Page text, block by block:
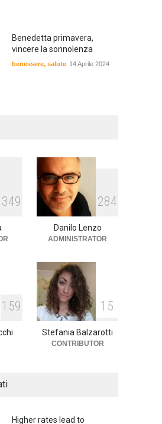
Benedetta primavera,
vincere la sonnolenza
benessere, salute 14 Aprile 2024
E tu hai paura del buio?
cultura società 1 Aprile 2024
349 284
Danilo Lenzo
ADMINISTRATOR
1 59 1 5
Stefania Balzarotti
CONTRIBUTOR
Higher rates lead to